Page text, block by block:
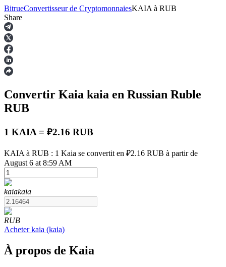
Contrats à terme
Futures USDT
Futures utilisant l'USDT comme garantie
BitrueConvertisseur de CryptomonnaiesKAIA à RUB
Share
Convertir Kaia kaia en Russian Ruble
RUB
1 KAIA = ₽2.16 RUB
KAIA à RUB : 1 Kaia se convertit en ₽2.16 RUB à partir de
August 6 at 8:59 AM
kaiakaia
RUB
Acheter kaia (kaia)
À propos de Kaia